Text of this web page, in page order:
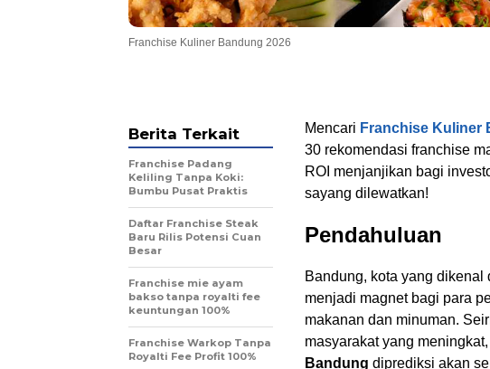
Franchise Kuliner Bandung 2026
Mencari Franchise Kuliner
30 rekomendasi franchise
ROI menjanjikan bagi
sayang dilewatkan!
Pendahuluan
Bandung, kota yang
menjadi magnet bagi para
makanan dan minuman.
masyarakat yang
Bandung diprediksi akan
Berita Terkait
Franchise Padang
Keliling Tanpa Koki:
Bumbu Pusat Praktis
Daftar Franchise Steak
Baru Rilis Potensi Cuan
Besar
Franchise mie ayam
bakso tanpa royalti fee
keuntungan 100%
Franchise Warkop Tanpa
Royalti Fee Profit 100%